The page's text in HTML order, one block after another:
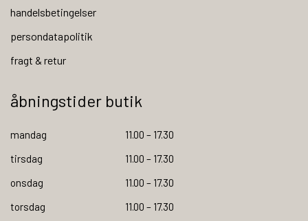
handelsbetingelser
persondatapolitik
fragt & retur
åbningstider butik
mandag
11.00 – 17.30
tirsdag
11.00 – 17.30
onsdag
11.00 – 17.30
torsdag
11.00 – 17.30